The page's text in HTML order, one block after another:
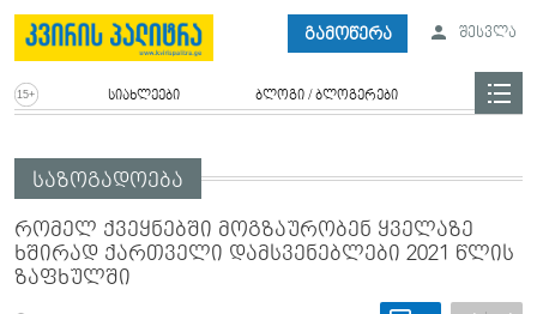
გამოწერა შესვლა
სიახლეები ბლოგი / ბლოგერები
საზოგადოება
რომელ ქვეყნებში მოგზაურობენ ყველაზე
ხშირად ქართველი დამსვენებლები 2021 წლის
ზაფხულში